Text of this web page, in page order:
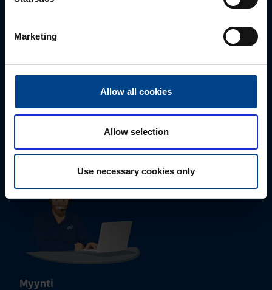
Marketing
Allow all cookies
Allow selection
Use necessary cookies only
0207 463 515
tuki@utuautomation.fi
Myynti